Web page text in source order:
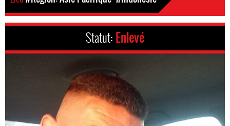
Statut: Enlevé